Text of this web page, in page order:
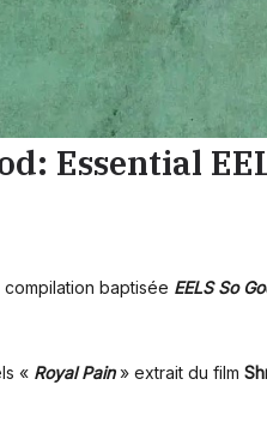
Essential
baptisée EELS So
« Royal Pain» extrait du film